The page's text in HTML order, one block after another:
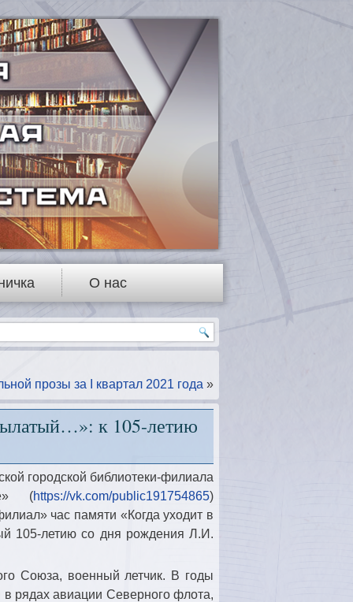
О нас
прозы за I квартал 2021 года »
к 105-летию
городской библиотеки-филиала
(https://vk.com/public191754865)
час памяти «Когда уходит в
105-летию со дня рождения Л.И.
Союза, военный летчик. В годы
рядах авиации Северного флота,